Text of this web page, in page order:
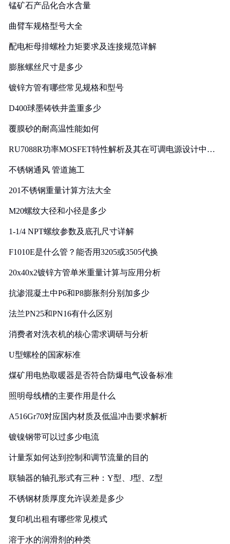
锰矿石产品化合水含量
曲臂车规格型号大全
配电柜母排螺栓力矩要求及连接规范详解
膨胀螺丝尺寸是多少
镀锌方管有哪些常见规格和型号
D400球墨铸铁井盖重多少
覆膜砂的耐高温性能如何
RU7088R功率MOSFET特性解析及其在可调电源设计中的
不锈钢通风 管道施工
201不锈钢重量计算方法大全
M20螺纹大径和小径是多少
1-1/4 NPT螺纹参数及底孔尺寸详解
F1010E是什么管？能否用3205或3505代换
20x40x2镀锌方管单米重量计算与应用分析
抗渗混凝土中P6和P8膨胀剂分别加多少
法兰PN25和PN16有什么区别
消费者对洗衣机的核心需求调研与分析
U型螺栓的国家标准
煤矿用电热取暖器是否符合防爆电气设备标准
照明母线槽的主要作用是什么
A516Gr70对应国内材质及低温冲击要求解析
镀镍钢带可以过多少电流
计量泵如何达到控制和调节流量的目的
联轴器的轴孔形式有三种：Y型、J型、Z型
不锈钢材质厚度允许误差是多少
复印机出租有哪些常见模式
溶于水的润滑剂的种类